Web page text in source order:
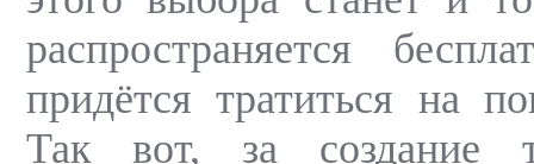
распространяется
придётся тратиться на
Так вот, за создание